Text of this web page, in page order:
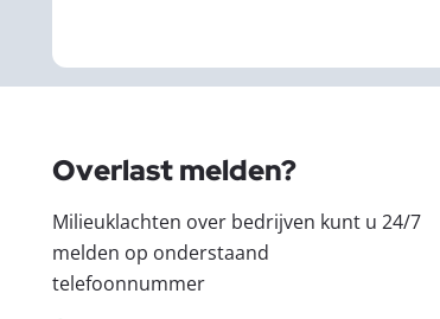
Overlast melden?
Milieuklachten over bedrijven kunt u 24/7
melden op onderstaand
telefoonnummer